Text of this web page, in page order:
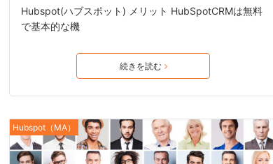
Hubspot(ハブスポット) メリット HubSpotCRMは無料
で基本的な機
続きを読む
Hubspot（MA）